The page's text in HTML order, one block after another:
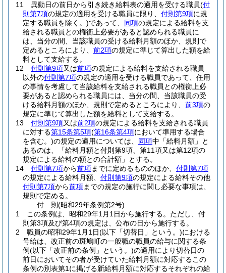
11
異動日の前日から引き続き給料表の適用を受ける職員(付
則第7項の規定の適用を受ける職員に限り、 付則第9項に規
定する職員を除く。)であって、 同項の規定による給料を支
給される職員との権衡上必要があると認められる職員に
は、当分の間、当該職員の受ける給料月額のほか、規則で
定めるところにより、 前2項の規定に準じて算出した額を給
料として支給する。
12
付則第9項又は前項の規定による給料を支給される職員
以外の付則第7項の規定の適用を受ける職員であって、任用
の事情を考慮して当該給料を支給される職員との権衡上必
要があると認められる職員には、当分の間、当該職員の受
ける給料月額のほか、規則で定めるところにより、 前3項の
規定に準じて算出した額を給料として支給する。
13
付則第9項又は前2項の規定による給料を支給される職員
に対する第15条第5項(第16条第4項において準用する場合
を含む。)の規定の適用については、 同項中「給料月額」と
あるのは、「給料月額と付則第9項、第11項又は第12項の
規定による給料の額との合計額」とする。
14
付則第7項から前項までに定めるもののほか、 付則第7項
の規定による給料月額、 付則第9項の規定による給料その他
付則第7項から前項までの規定の施行に関し必要な事項は、
規則で定める。
付 則(昭和29年条例第2号)
1
この条例は、昭和29年1月1日から施行する。 ただし、付
則第3項及び第4項の規定は、公布の日から施行する。
2
職員の昭和29年1月1日(以下「切替日」という。)における
号給は、改正前の斑鳩町の一般職の職員の給与に関する条
例(以下「改正前の条例」という。)の適用により切替日の
前日においてその者が受けていた給料月額に対応するこの
条例の別表第1に掲げる新給料月額に対応するそれぞれの給